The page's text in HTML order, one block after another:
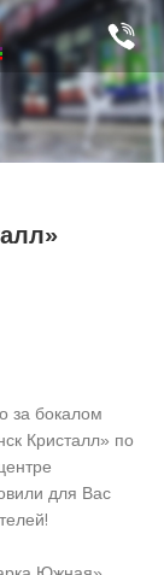
за бокалом
Кристалл» по
для Вас